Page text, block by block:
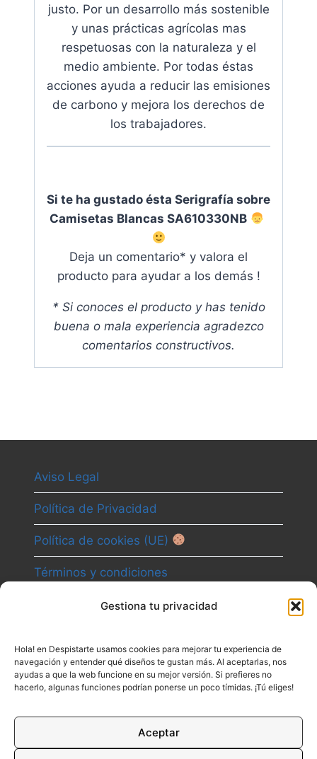
Gestiona tu privacidad
Hola! en Despistarte usamos cookies para mejorar tu experiencia de
navegación y entender qué diseños te gustan más. Al aceptarlas, nos
ayudas a que la web funcione en su mejor versión. Si prefieres no
hacerlo, algunas funciones podrían ponerse un poco tímidas. ¡Tú eliges!
Aceptar
justo. Por un desarrollo más sostenible
y unas prácticas agrícolas mas
respetuosas con la naturaleza y el
medio ambiente. Por todas éstas
acciones ayuda a reducir las emisiones
de carbono y mejora los derechos de
los trabajadores.
Si te ha gustado ésta Serigrafía sobre
Camisetas Blancas SA610330NB
Deja un comentario* y valora el
producto para ayudar a los demás !
* Si conoces el producto y has tenido
buena o mala experiencia agradezco
comentarios constructivos.
Aviso Legal
Política de Privacidad
Política de cookies (UE)
Términos y condiciones
Canal
Contacto